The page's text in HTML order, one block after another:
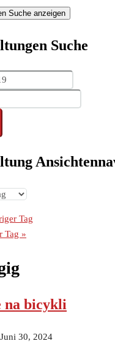
Suche anzeigen
Suche
Tag
Tag »
na bicykli
Juni 30, 2024